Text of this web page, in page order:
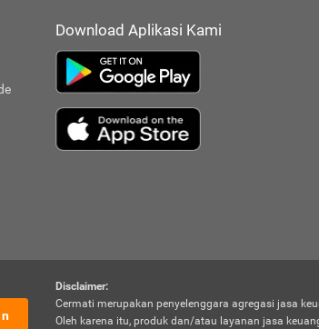
Download Aplikasi Kami
Disclaimer:
Cermati merupakan penyelenggara agregasi jasa
Oleh karena itu, produk dan/atau layanan jasa